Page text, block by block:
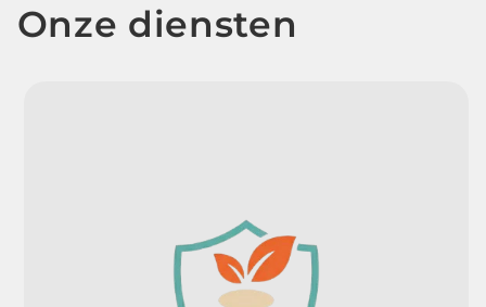
Onze diensten